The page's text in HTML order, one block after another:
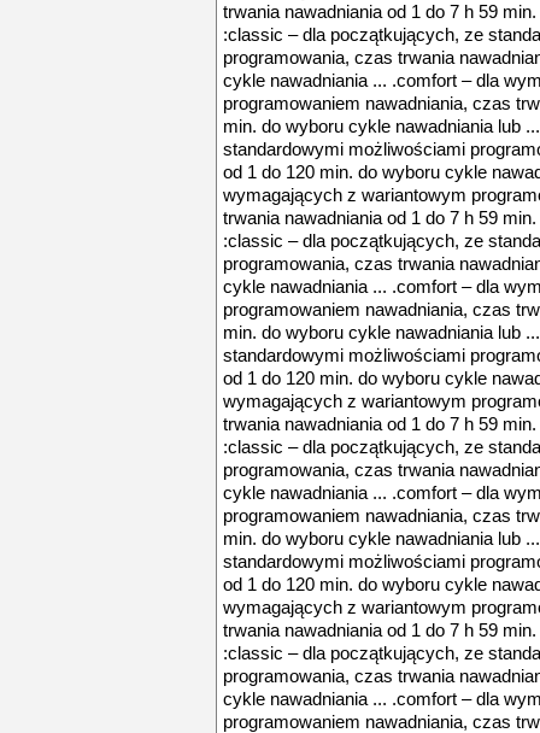
trwania nawadniania od 1 do 7 h 59
:classic – dla początkujących, ze
programowania, czas trwania
cykle nawadniania ... .comfort – dla
programowaniem nawadniania, czas
min. do wyboru cykle nawadniania lub
standardowymi możliwościami
od 1 do 120 min. do wyboru cykle
wymagających z wariantowym
trwania nawadniania od 1 do 7 h 59
:classic – dla początkujących, ze
programowania, czas trwania
cykle nawadniania ... .comfort – dla
programowaniem nawadniania, czas
min. do wyboru cykle nawadniania lub
standardowymi możliwościami
od 1 do 120 min. do wyboru cykle
wymagających z wariantowym
trwania nawadniania od 1 do 7 h 59
:classic – dla początkujących, ze
programowania, czas trwania
cykle nawadniania ... .comfort – dla
programowaniem nawadniania, czas
min. do wyboru cykle nawadniania lub
standardowymi możliwościami
od 1 do 120 min. do wyboru cykle
wymagających z wariantowym
trwania nawadniania od 1 do 7 h 59
:classic – dla początkujących, ze
programowania, czas trwania
cykle nawadniania ... .comfort – dla
programowaniem nawadniania, czas